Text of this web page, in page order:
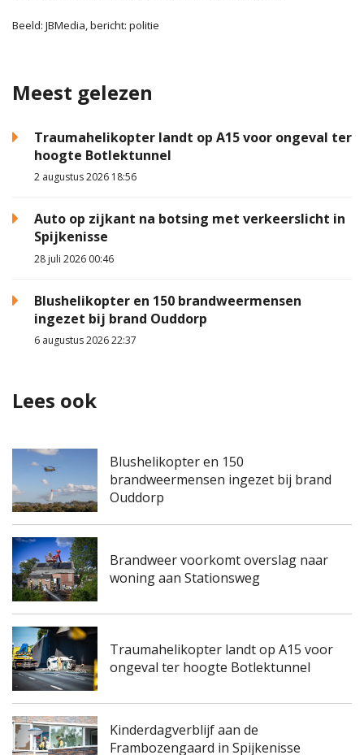
Beeld: JBMedia, bericht: politie
Meest gelezen
Traumahelikopter landt op A15 voor ongeval ter
hoogte Botlektunnel
2 augustus 2026 18:56
Auto op zijkant na botsing met verkeerslicht in
Spijkenisse
28 juli 2026 00:46
Blushelikopter en 150 brandweermensen
ingezet bij brand Ouddorp
6 augustus 2026 22:37
Lees ook
Blushelikopter en 150
brandweermensen ingezet bij brand
Ouddorp
Brandweer voorkomt overslag naar
woning aan Stationsweg
Traumahelikopter landt op A15 voor
ongeval ter hoogte Botlektunnel
Kinderdagverblijf aan de
Frambozengaard in Spijkenisse